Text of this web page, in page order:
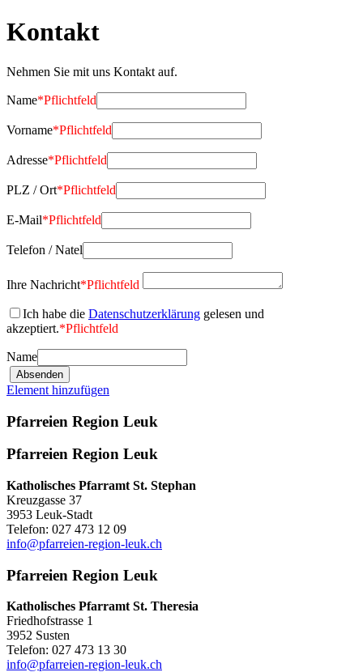
Kontakt
Nehmen Sie mit uns Kontakt auf.
Name*Pflichtfeld
Vorname*Pflichtfeld
Adresse*Pflichtfeld
PLZ / Ort*Pflichtfeld
E-Mail*Pflichtfeld
Telefon / Natel
Ihre Nachricht*Pflichtfeld
Ich habe die Datenschutzerklärung gelesen und
akzeptiert.*Pflichtfeld
Name
Element hinzufügen
Pfarreien Region Leuk
Pfarreien Region Leuk
Katholisches Pfarramt St. Stephan
Kreuzgasse 37
3953 Leuk-Stadt
Telefon: 027 473 12 09
info@pfarreien-region-leuk.ch
Pfarreien Region Leuk
Katholisches Pfarramt St. Theresia
Friedhofstrasse 1
3952 Susten
Telefon: 027 473 13 30
info@pfarreien-region-leuk.ch